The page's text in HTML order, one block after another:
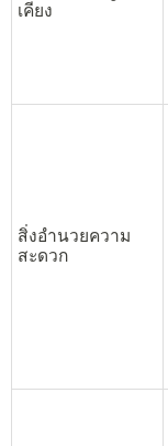
เคียง
สิ่งอำนวยความ
สะดวก